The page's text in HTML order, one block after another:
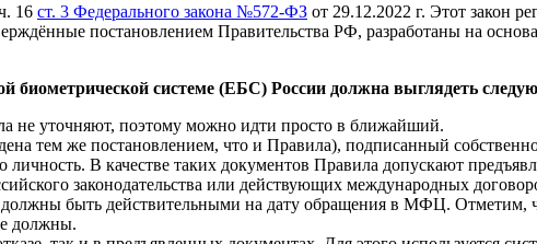
16 ст. 3 Федерального закона №572-ФЗ от 29.12.2022 г. Этот закон
постановлением Правительства РФ, разработаны на
биометрической системе (ЕБС) России должна выглядеть
не уточняют, поэтому можно идти просто в ближайший.
тем же постановлением, что и Правила), подписанный
В качестве таких документов Правила допускают
законодательства или действующих международных
быть действительными на дату обращения в МФЦ. Отметим,
должны.